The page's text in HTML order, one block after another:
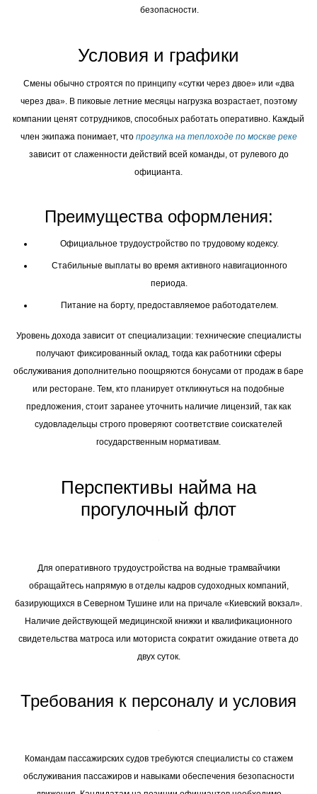
безопасности.
Условия и графики
Смены обычно строятся по принципу «сутки через двое» или «два
через два». В пиковые летние месяцы нагрузка возрастает, поэтому
компании ценят сотрудников, способных работать оперативно. Каждый
член экипажа понимает, что прогулка на теплоходе по москве реке
зависит от слаженности действий всей команды, от рулевого до
официанта.
Преимущества оформления:
Официальное трудоустройство по трудовому кодексу.
Стабильные выплаты во время активного навигационного
периода.
Питание на борту, предоставляемое работодателем.
Уровень дохода зависит от специализации: технические специалисты
получают фиксированный оклад, тогда как работники сферы
обслуживания дополнительно поощряются бонусами от продаж в баре
или ресторане. Тем, кто планирует откликнуться на подобные
предложения, стоит заранее уточнить наличие лицензий, так как
судовладельцы строго проверяют соответствие соискателей
государственным нормативам.
Перспективы найма на
прогулочный флот
Для оперативного трудоустройства на водные трамвайчики
обращайтесь напрямую в отделы кадров судоходных компаний,
базирующихся в Северном Тушине или на причале «Киевский вокзал».
Наличие действующей медицинской книжки и квалификационного
свидетельства матроса или моториста сократит ожидание ответа до
двух суток.
Требования к персоналу и условия
Командам пассажирских судов требуются специалисты со стажем
обслуживания пассажиров и навыками обеспечения безопасности